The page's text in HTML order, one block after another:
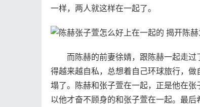
一样，两人就这样在一起了。
而陈赫的前妻徐婧，跟陈赫一起走过
得越来越自私，总想着自己环球旅行，
塌了。陈赫和张子萱在一起，正是他在
以他才奋不顾身的和张子萱在一起。最